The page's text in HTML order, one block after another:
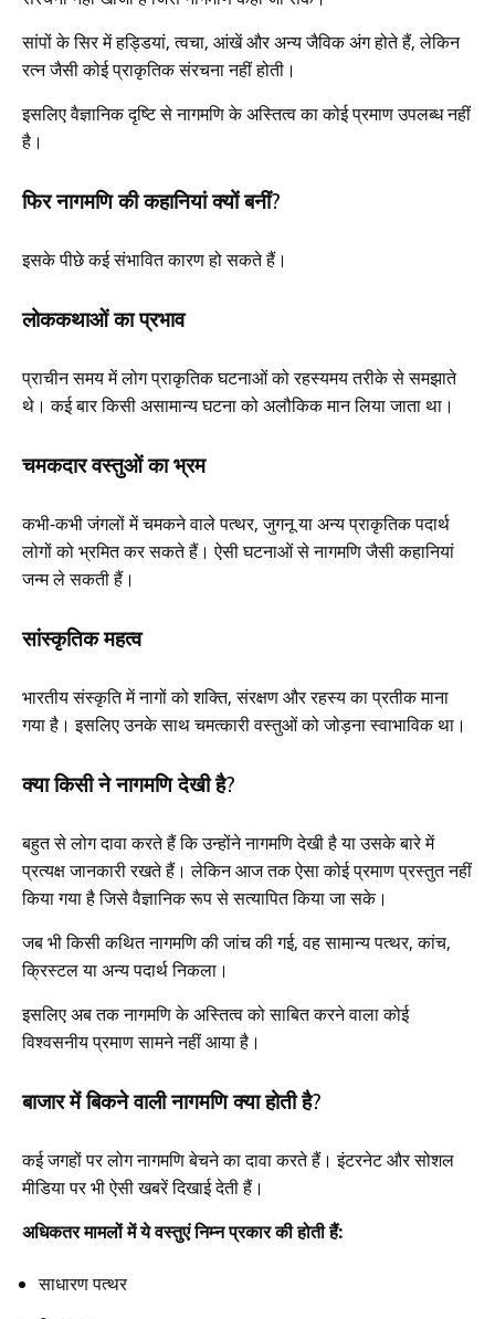
सांपों के सिर में हड्डियां, त्वचा, आंखें और अन्य जैविक अंग होते हैं, लेकिन
रत्न जैसी कोई प्राकृतिक संरचना नहीं होती।
इसलिए वैज्ञानिक दृष्टि से नागमणि के अस्तित्व का कोई प्रमाण उपलब्ध नहीं
है।
फिर नागमणि की कहानियां क्यों बनीं?
इसके पीछे कई संभावित कारण हो सकते हैं।
लोककथाओं का प्रभाव
प्राचीन समय में लोग प्राकृतिक घटनाओं को रहस्यमय तरीके से समझाते
थे। कई बार किसी असामान्य घटना को अलौकिक मान लिया जाता था।
चमकदार वस्तुओं का भ्रम
कभी-कभी जंगलों में चमकने वाले पत्थर, जुगनू या अन्य प्राकृतिक पदार्थ
लोगों को भ्रमित कर सकते हैं। ऐसी घटनाओं से नागमणि जैसी कहानियां
जन्म ले सकती हैं।
सांस्कृतिक महत्व
भारतीय संस्कृति में नागों को शक्ति, संरक्षण और रहस्य का प्रतीक माना
गया है। इसलिए उनके साथ चमत्कारी वस्तुओं को जोड़ना स्वाभाविक था।
क्या किसी ने नागमणि देखी है?
बहुत से लोग दावा करते हैं कि उन्होंने नागमणि देखी है या उसके बारे में
प्रत्यक्ष जानकारी रखते हैं। लेकिन आज तक ऐसा कोई प्रमाण प्रस्तुत नहीं
किया गया है जिसे वैज्ञानिक रूप से सत्यापित किया जा सके।
जब भी किसी कथित नागमणि की जांच की गई, वह सामान्य पत्थर, कांच,
क्रिस्टल या अन्य पदार्थ निकला।
इसलिए अब तक नागमणि के अस्तित्व को साबित करने वाला कोई
विश्वसनीय प्रमाण सामने नहीं आया है।
बाजार में बिकने वाली नागमणि क्या होती है?
कई जगहों पर लोग नागमणि बेचने का दावा करते हैं। इंटरनेट और सोशल
मीडिया पर भी ऐसी खबरें दिखाई देती हैं।
अधिकतर मामलों में ये वस्तुएं निम्न प्रकार की होती हैं:
साधारण पत्थर